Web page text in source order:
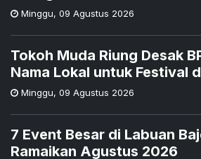
Minggu, 09 Agustus 2026
Tokoh Muda Riung Desak
Nama Lokal untuk Festival
Minggu, 09 Agustus 2026
7 Event Besar di Labuan
Ramaikan Agustus 2026